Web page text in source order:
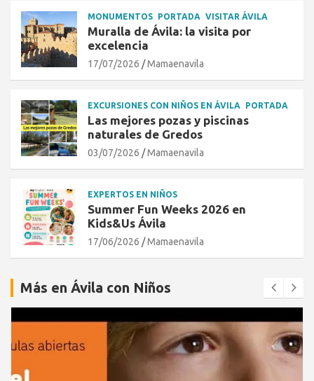
MONUMENTOS PORTADA VISITAR ÁVILA
Muralla de Ávila: la visita por
excelencia
17/07/2026 Mamaenavila
EXCURSIONES CON NIÑOS EN ÁVILA PORTADA
Las mejores pozas y piscinas
naturales de Gredos
03/07/2026 Mamaenavila
EXPERTOS EN NIÑOS
Summer Fun Weeks 2026 en
Kids&Us Ávila
17/06/2026 Mamaenavila
Más en Ávila con Niños